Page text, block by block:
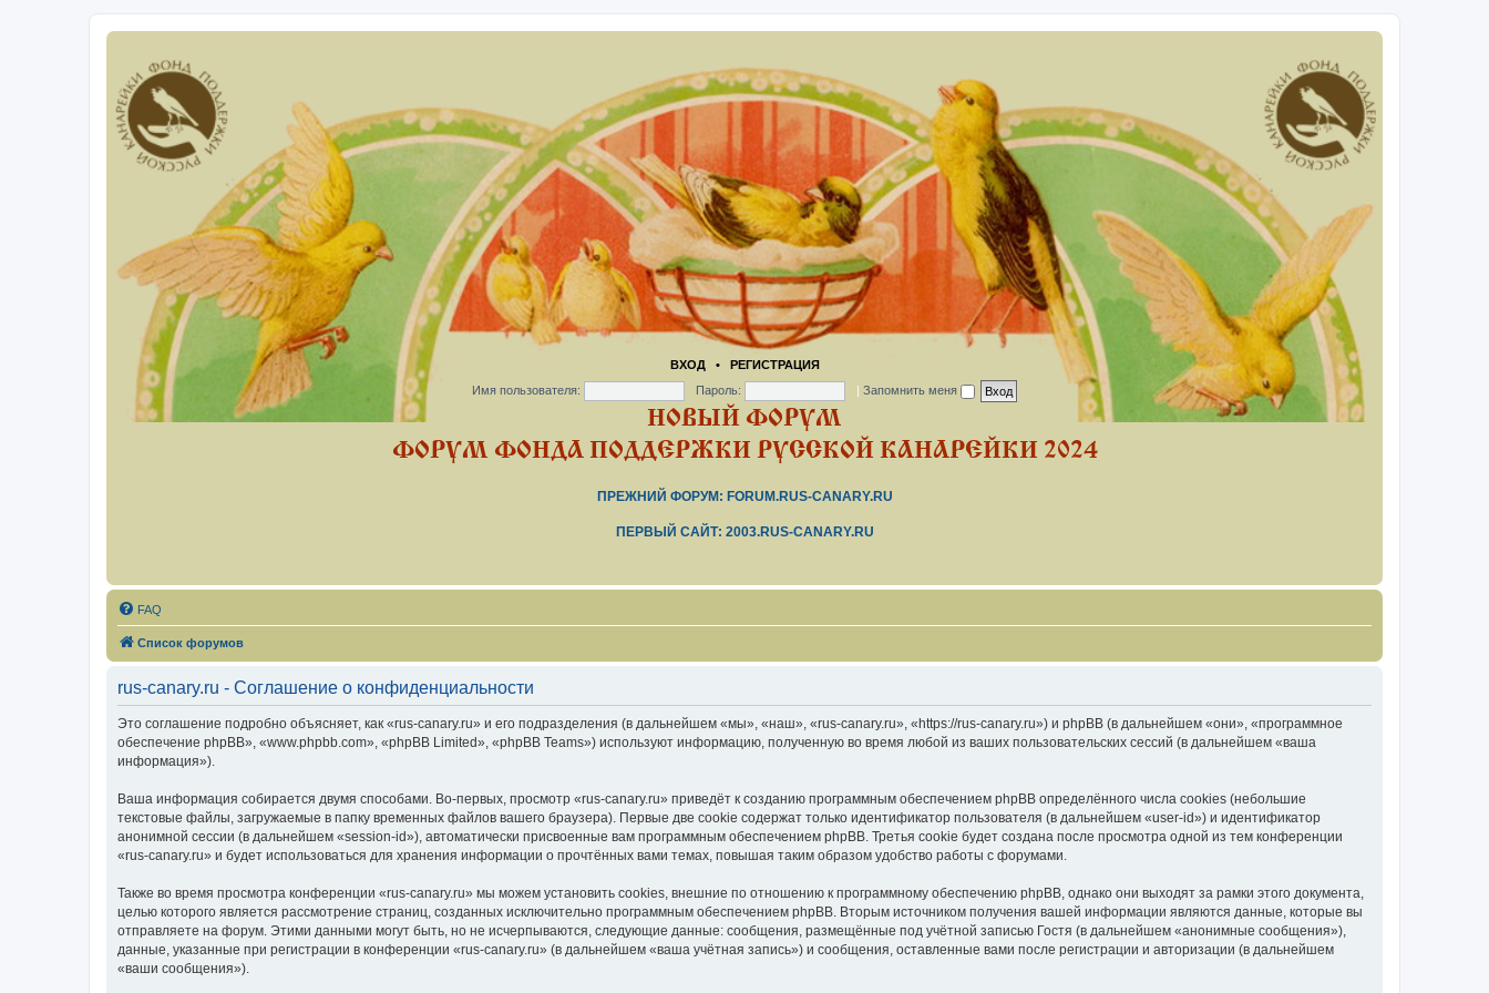
ВХОД• РЕГИСТРАЦИЯ
Имя пользователя:
Пароль: | Запомнить меня
НОВЫЙ ФОРУМ
ФОРУМ ФОНДА ПОДДЕРЖКИ РУССКОЙ КАНАРЕЙКИ 2024
ПРЕЖНИЙ ФОРУМ: FORUM.RUS-CANARY.RU
ПЕРВЫЙ САЙТ: 2003.RUS-CANARY.RU
FAQ
Список форумов
rus-canary.ru - Соглашение о конфиденциальности
Это соглашение подробно объясняет, как «rus-canary.ru» и его подразделения (в дальнейшем «мы», «наш», «rus-canary.ru», «https://rus-canary.ru») и phpBB (в дальнейшем «они», «программное
обеспечение phpBB», «www.phpbb.com», «phpBB Limited», «phpBB Teams») используют информацию, полученную во время любой из ваших пользовательских сессий (в дальнейшем «ваша
информация»).
Ваша информация собирается двумя способами. Во-первых, просмотр «rus-canary.ru» приведёт к созданию программным обеспечением phpBB определённого числа cookies (небольшие
текстовые файлы, загружаемые в папку временных файлов вашего браузера). Первые две cookie содержат только идентификатор пользователя (в дальнейшем «user-id») и идентификатор
анонимной сессии (в дальнейшем «session-id»), автоматически присвоенные вам программным обеспечением phpBB. Третья cookie будет создана после просмотра одной из тем конференции
«rus-canary.ru» и будет использоваться для хранения информации о прочтённых вами темах, повышая таким образом удобство работы с форумами.
Также во время просмотра конференции «rus-canary.ru» мы можем установить cookies, внешние по отношению к программному обеспечению phpBB, однако они выходят за рамки этого документа,
целью которого является рассмотрение страниц, созданных исключительно программным обеспечением phpBB. Вторым источником получения вашей информации являются данные, которые вы
отправляете на форум. Этими данными могут быть, но не исчерпываются, следующие данные: сообщения, размещённые под учётной записью Гостя (в дальнейшем «анонимные сообщения»),
данные, указанные при регистрации в конференции «rus-canary.ru» (в дальнейшем «ваша учётная запись») и сообщения, оставленные вами после регистрации и авторизации (в дальнейшем
«ваши сообщения»).